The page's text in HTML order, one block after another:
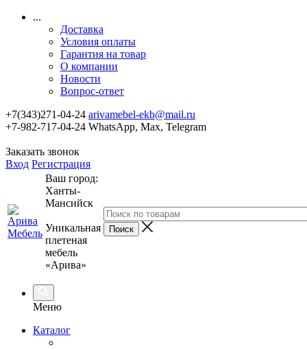
...
Доставка
Условия оплаты
Гарантия на товар
О компании
Новости
Вопрос-ответ
+7(343)271-04-24 arivamebel-ekb@mail.ru
+7-982-717-04-24 WhatsApp, Max, Telegram
Заказать звонок
Вход Регистрация
Ваш город:
Ханты-
Мансийск
Уникальная
плетеная
мебель
«Арива»
Меню
Каталог